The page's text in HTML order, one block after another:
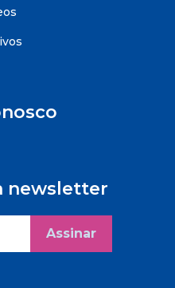
newsletter
Assinar